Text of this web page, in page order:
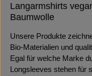
Langarmshirts
Baumwolle
Unsere Produkte
Bio-Materialien und
Egal für welche Marke
Longsleeves stehen für